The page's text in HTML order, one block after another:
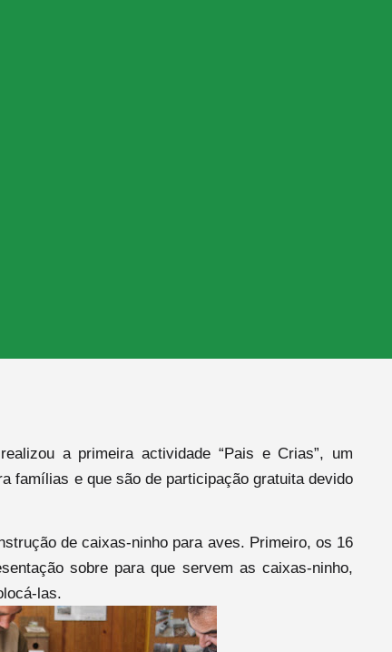
a primeira actividade “Pais e Crias”, um
famílias e que são de participação gratuita devido
de caixas-ninho para aves. Primeiro, os 16
sobre para que servem as caixas-ninho,
las.